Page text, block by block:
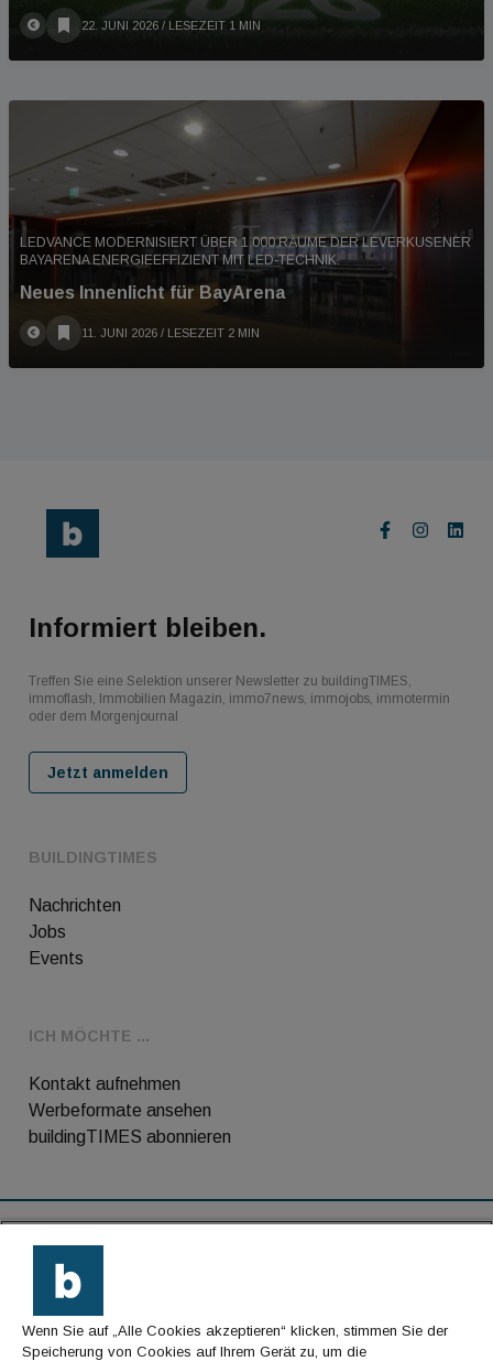
22. JUNI 2026 / LESEZEIT 1 MIN
LEDVANCE MODERNISIERT ÜBER 1.000 RÄUME DER LEVERKUSENER
BAYARENA ENERGIEEFFIZIENT MIT LED-TECHNIK.
Neues Innenlicht für BayArena
11. JUNI 2026 / LESEZEIT 2 MIN
BUILDINGTIMES
Nachrichten
Jobs
Events
ICH MÖCHTE ...
Kontakt aufnehmen
Werbeformate ansehen
buildingTIMES abonnieren
Informiert bleiben.
Treffen Sie eine Selektion unserer Newsletter zu buildingTIMES,
immoflash, Immobilien Magazin, immo7news, immojobs, immotermin
oder dem Morgenjournal
Jetzt anmelden
Kontakt
Impressum
Wenn Sie auf „Alle Cookies akzeptieren“ klicken, stimmen Sie der
Speicherung von Cookies auf Ihrem Gerät zu, um die